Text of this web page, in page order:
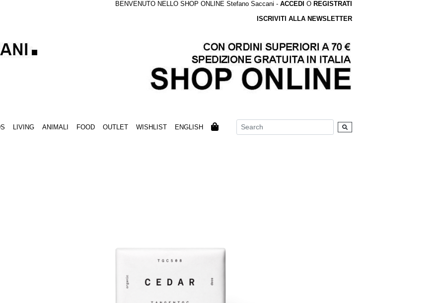
BENVENUTO NELLO SHOP ONLINE Stefano Saccani - ACCEDI O REGISTRATI
ISCRIVITI ALLA NEWSLETTER
LIVING ANIMALI FOOD OUTLET WISHLIST ENGLISH